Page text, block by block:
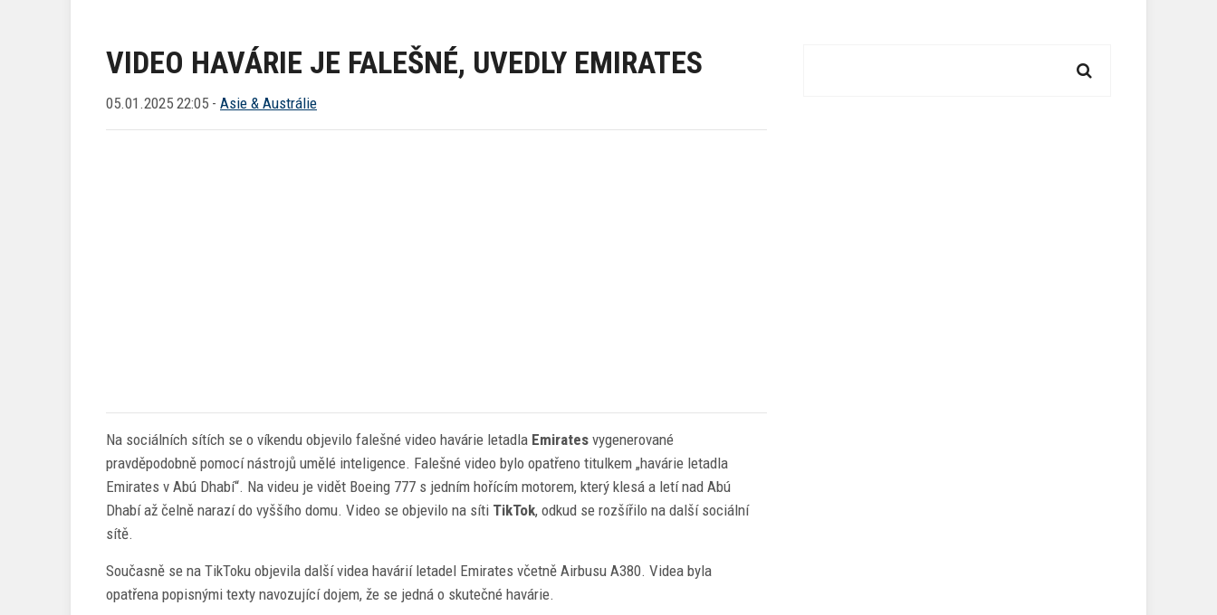
VIDEO HAVÁRIE JE FALEŠNÉ, UVEDLY EMIRATES
05.01.2025 22:05 - Asie & Austrálie
Na sociálních sítích se o víkendu objevilo falešné video havárie letadla Emirates vygenerované
pravděpodobně pomocí nástrojů umělé inteligence. Falešné video bylo opatřeno titulkem „havárie letadla
Emirates v Abú Dhabí“. Na videu je vidět Boeing 777 s jedním hořícím motorem, který klesá a letí nad Abú
Dhabí až čelně narazí do vyššího domu. Video se objevilo na síti TikTok, odkud se rozšířilo na další sociální
sítě.
Současně se na TikToku objevila další videa havárií letadel Emirates včetně Airbusu A380. Videa byla
opatřena popisnými texty navozující dojem, že se jedná o skutečné havárie.